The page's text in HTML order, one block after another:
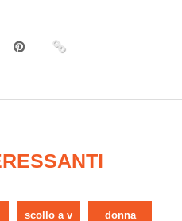
scollo a v donna